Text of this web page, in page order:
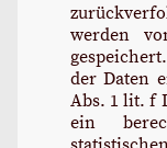
werden
der Daten
Abs. 1 lit. f
ein